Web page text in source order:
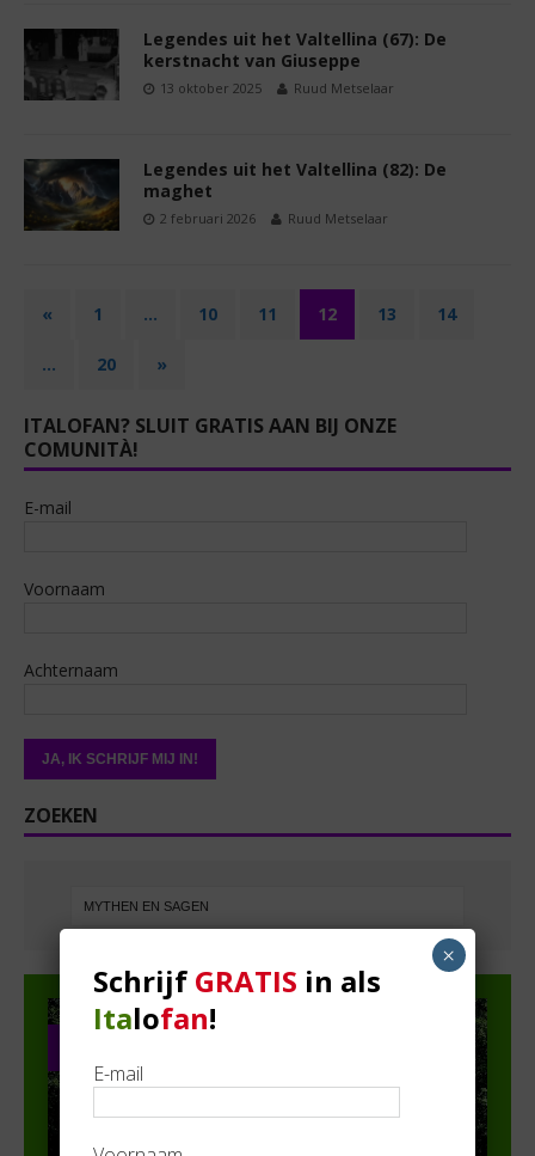
Legendes uit het Valtellina (67): De
kerstnacht van Giuseppe
13 oktober 2025 Ruud Metselaar
Legendes uit het Valtellina (82): De
maghet
2 februari 2026 Ruud Metselaar
« 1 … 10 11 12 13 14
… 20 »
ITALOFAN? SLUIT GRATIS AAN BIJ ONZE
COMUNITÀ!
E-mail
Voornaam
Achternaam
ZOEKEN
Schrijf GRATIS in als
Italofan!
E-mail
×